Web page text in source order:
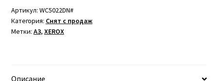
Артикул: WC5022DN#
Категория: Снят с продаж
Метки: A3, XEROX
Описание